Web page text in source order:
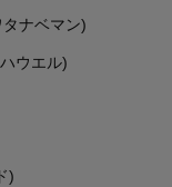
ナベマン)
ウエル)
)